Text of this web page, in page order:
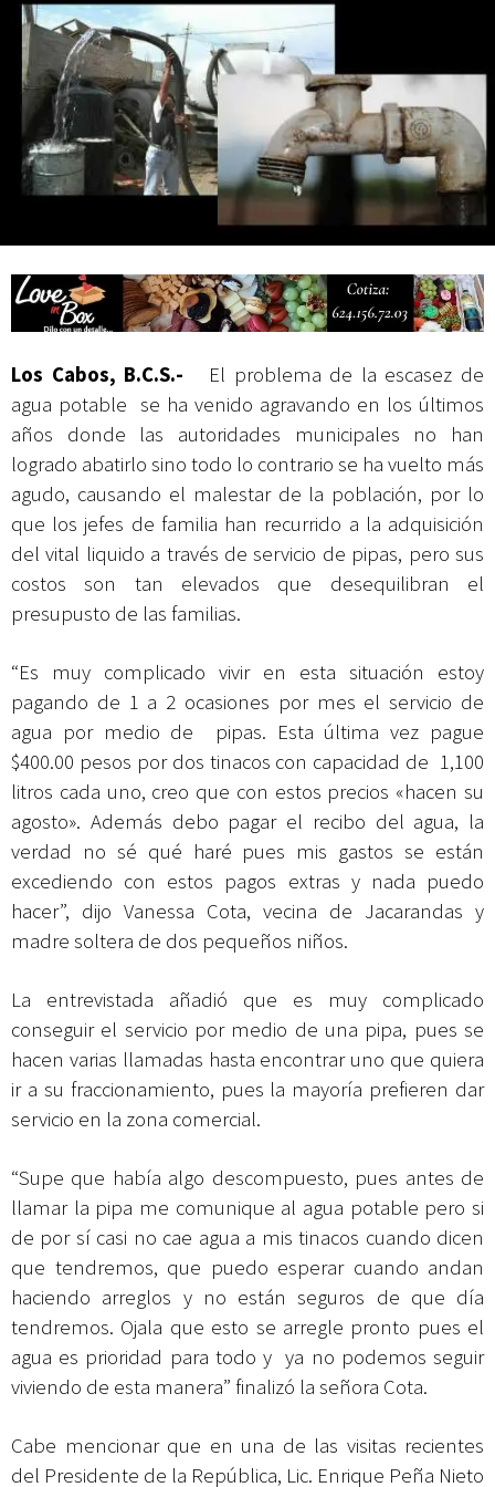
Mes Patrio
Atiende XV Ayuntamiento de Los Cabos planteamientos de Antorcha
Campesina
Los Cabos, B.C.S.- El problema de la escasez de
agua potable se ha venido agravando en los últimos
años donde las autoridades municipales no han
logrado abatirlo sino todo lo contrario se ha vuelto más
agudo, causando el malestar de la población, por lo
que los jefes de familia han recurrido a la adquisición
del vital liquido a través de servicio de pipas, pero sus
costos son tan elevados que desequilibran el
presupusto de las familias.
“Es muy complicado vivir en esta situación estoy
pagando de 1 a 2 ocasiones por mes el servicio de
agua por medio de pipas. Esta última vez pague
$400.00 pesos por dos tinacos con capacidad de 1,100
litros cada uno, creo que con estos precios «hacen su
agosto». Además debo pagar el recibo del agua, la
verdad no sé qué haré pues mis gastos se están
excediendo con estos pagos extras y nada puedo
hacer”, dijo Vanessa Cota, vecina de Jacarandas y
madre soltera de dos pequeños niños.
La entrevistada añadió que es muy complicado
conseguir el servicio por medio de una pipa, pues se
hacen varias llamadas hasta encontrar uno que quiera
ir a su fraccionamiento, pues la mayoría prefieren dar
servicio en la zona comercial.
“Supe que había algo descompuesto, pues antes de
llamar la pipa me comunique al agua potable pero si
de por sí casi no cae agua a mis tinacos cuando dicen
que tendremos, que puedo esperar cuando andan
haciendo arreglos y no están seguros de que día
tendremos. Ojala que esto se arregle pronto pues el
agua es prioridad para todo y ya no podemos seguir
viviendo de esta manera” finalizó la señora Cota.
Cabe mencionar que en una de las visitas recientes
del Presidente de la República, Lic. Enrique Peña Nieto